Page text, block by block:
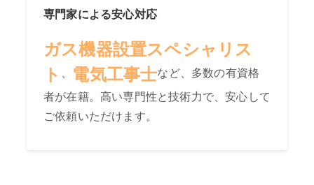
専門家による安心対応
ガス機器設置スペシャリス
ト
電気工事士など、多数の有資格
者が在籍。高い専門性と技術力で、安心して
ご依頼いただけます。